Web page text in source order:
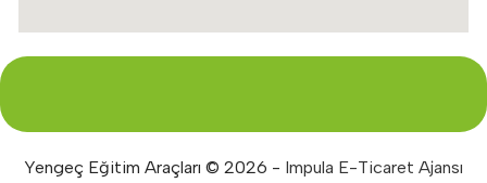
Yengeç Eğitim Araçları © 2026 - Impula E-Ticaret Ajansı